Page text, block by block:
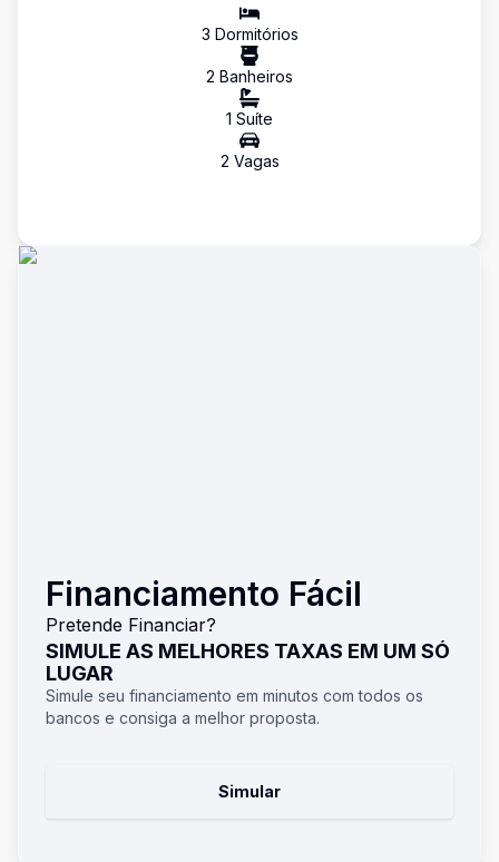
3 Dormitórios
2 Banheiros
1 Suíte
2 Vagas
Financiamento Fácil
Pretende Financiar?
SIMULE AS MELHORES TAXAS EM UM SÓ
LUGAR
Simule seu financiamento em minutos com todos os
bancos e consiga a melhor proposta.
Simular